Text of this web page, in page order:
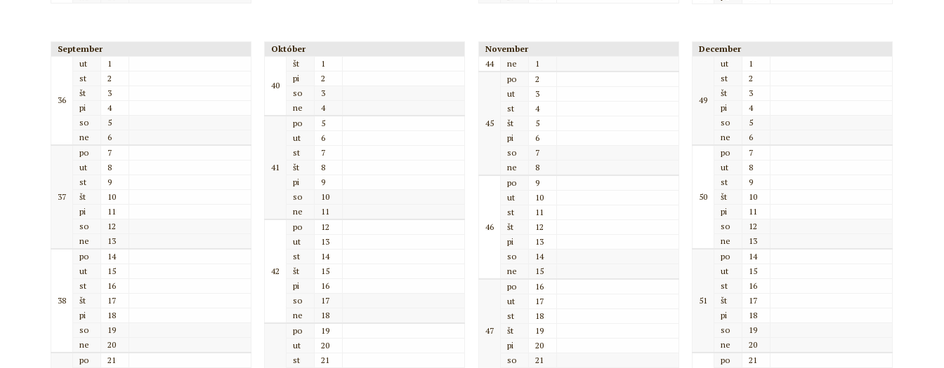
September
36
ut
1
st
2
št
3
pi
4
so
5
ne
6
37
po
7
ut
8
st
9
št
10
pi
11
so
12
ne
13
38
po
14
ut
15
st
16
št
17
pi
18
so
19
ne
20
po
21
Október
40
št
1
pi
2
so
3
ne
4
41
po
5
ut
6
st
7
št
8
pi
9
so
10
ne
11
42
po
12
ut
13
st
14
št
15
pi
16
so
17
ne
18
po
19
ut
20
st
21
November
44
ne 1
45
po
2
ut
3
st
4
št
5
pi
6
so
7
ne
8
46
po
9
ut
10
st
11
št
12
pi
13
so
14
ne
15
47
po
16
ut
17
st
18
št
19
pi
20
so
21
December
49
ut
1
st
2
št
3
pi
4
so
5
ne
6
50
po
7
ut
8
st
9
št
10
pi
11
so
12
ne
13
51
po
14
ut
15
st
16
št
17
pi
18
so
19
ne
20
po
21